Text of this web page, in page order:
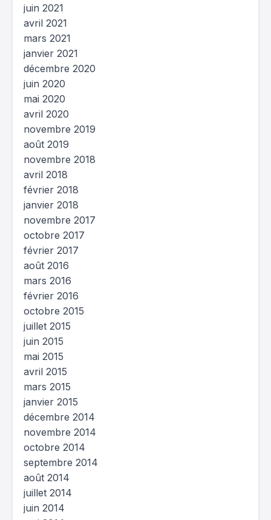
juin 2021
avril 2021
mars 2021
janvier 2021
décembre 2020
juin 2020
mai 2020
avril 2020
novembre 2019
août 2019
novembre 2018
avril 2018
février 2018
janvier 2018
novembre 2017
octobre 2017
février 2017
août 2016
mars 2016
février 2016
octobre 2015
juillet 2015
juin 2015
mai 2015
avril 2015
mars 2015
janvier 2015
décembre 2014
novembre 2014
octobre 2014
septembre 2014
août 2014
juillet 2014
juin 2014